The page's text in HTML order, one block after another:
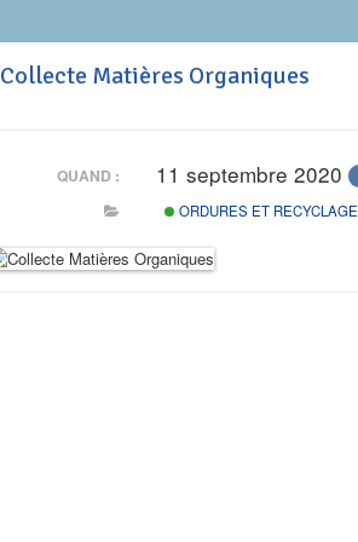
Collecte Matières Organiques
QUAND : 11 septembre 2020
ORDURES ET RECYCLAGE